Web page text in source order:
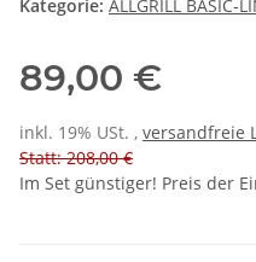
Kategorie: ALLGRILL BASIC-
89,00 €
inkl. 19% USt. , versandfreie
Statt: 208,00 €
Im Set günstiger! Preis der